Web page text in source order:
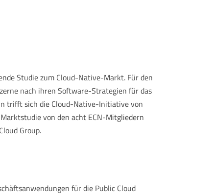
Studie zum Cloud-Native-Markt. Für den
nach ihren Software-Strategien für das
trifft sich die Cloud-Native-Initiative von
von den acht ECN-Mitgliedern
Group.
für die Public Cloud